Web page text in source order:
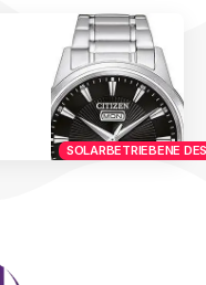
SOLARBETRIEBENE